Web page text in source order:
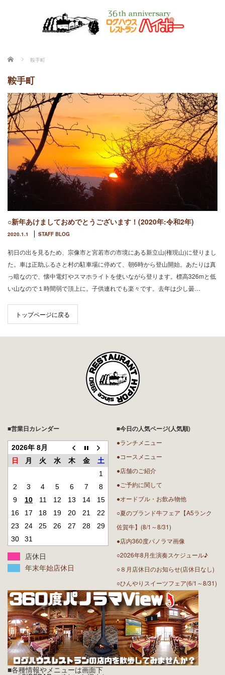
ホーム 鞍手町
鞍手町
○新年あけましておめでとうございます！(2020年:令和2年)
2020.1.1 STAFF BLOG
初日の出を見るため、宗像市と宮若市の市境にある新立山(権現山)に登りまし
た。車は正助ふるさと村の駐車場に停めて、朝6時から登山開始。あたりは真
っ暗なので、懐中電灯やスマホライトを使いながら登ります。標高326mと低
い山なので１時間弱で頂上に。子供連れでも楽々です。去年は少し曇…
トップページに戻る
■営業日カレンダー
2026年 8月
日
月 火 水 木 金
土
1
2
3 4 5 6 7
8
9
10 11 12 13 14
15
16
17 18 19 20 21
22
23
24 25 26 27 28
29
30
31
店休日
年末年始店休日
■今日の人気ページ(人気順)
●ランチメニュー
●コースメニュー
●店舗のご紹介
●ご予約に関して
●オードブル・お飲み物他
○夏のブランド牛フェア【A5ランク
佐賀牛】(8/1～8/31)
●店内360度パノラマ画像
○2026年8月生演奏スケジュール♪
○８月店休日のお知らせ(店休日なし)
○ひんやりスイーツフェア(6/1～8/31)
■各種情報やメニューは画面下